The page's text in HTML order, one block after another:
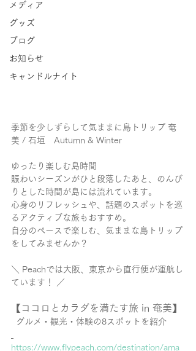
メディア
グッズ
ブログ
お知らせ
キャンドルナイト
季節を少しずらして気ままに島トリップ 奄
美 / 石垣　Autumn & Winter
ゆったり楽しむ島時間
賑わいシーズンがひと段落したあと、のんび
りとした時間が島には流れています。
心身のリフレッシュや、話題のスポットを巡
るアクティブな旅もおすすめ。
自分のペースで楽しむ、気ままな島トリップ
をしてみませんか？
＼ Peachでは大阪、東京から直行便が運航し
ています！ ／
【ココロとカラダを満たす旅 in 奄美】
グルメ・観光・体験の8スポットを紹介
https://www.flypeach.com/destination/ama